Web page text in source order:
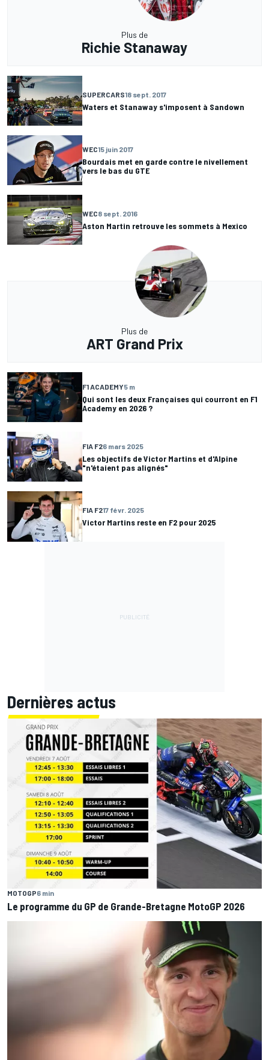
Plus de
Richie Stanaway
SUPERCARS18 sept. 2017
Waters et Stanaway s'imposent à Sandown
WEC15 juin 2017
Bourdais met en garde contre le nivellement
vers le bas du GTE
WEC8 sept. 2016
Aston Martin retrouve les sommets à Mexico
Plus de
ART Grand Prix
F1 ACADEMY5 m
Qui sont les deux Françaises qui courront en F1
Academy en 2026 ?
FIA F26 mars 2025
Les objectifs de Victor Martins et d'Alpine
"n'étaient pas alignés"
FIA F217 févr. 2025
Victor Martins reste en F2 pour 2025
Dernières actus
MOTOGP6 min
Le programme du GP de Grande-Bretagne MotoGP 2026